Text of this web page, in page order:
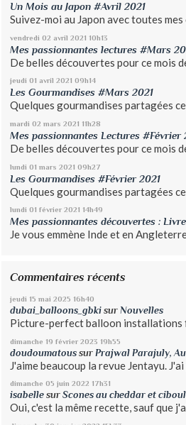
Un Mois au Japon #Avril 2021
Suivez-moi au Japon avec toutes
vendredi 02 avril 2021 10h13
Mes passionnantes lectures #Mars
De belles découvertes pour ce mois
jeudi 01 avril 2021 09h14
Les Gourmandises #Mars 2021
Quelques gourmandises partagées
mardi 02 mars 2021 11h28
Mes passionnantes Lectures #Février
De belles découvertes pour ce mois
lundi 01 mars 2021 09h27
Les Gourmandises #Février 2021
Quelques gourmandises partagées
lundi 01 février 2021 14h49
Mes passionnantes découvertes :
Je vous emmène Inde et en
Commentaires récents
jeudi 15 mai 2025 16h40
dubai_balloons_gbki surNouvelles
Picture-perfect balloon installations
dimanche 19 février 2023 19h55
doudoumatous sur Prajwal Parajuly,
J'aime beaucoup la revue Jentayu.
dimanche 05 juin 2022 17h31
isabelle surScones au cheddar et
Oui, c'est la même recette, sauf que